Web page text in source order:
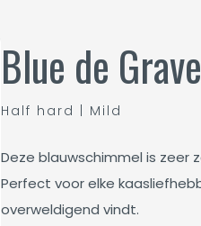
Blue de
Half hard | Mild
Deze blauwschimmel is zeer
Perfect voor elke
overweldigend vindt.